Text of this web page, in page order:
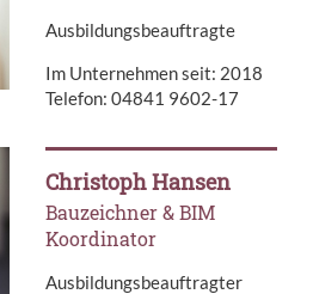
Ausbildungsbeauftragte
Im Unternehmen seit: 2018
Telefon: 04841 9602-17
Christoph Hansen
Bauzeichner & BIM
Koordinator
Ausbildungsbeauftragter